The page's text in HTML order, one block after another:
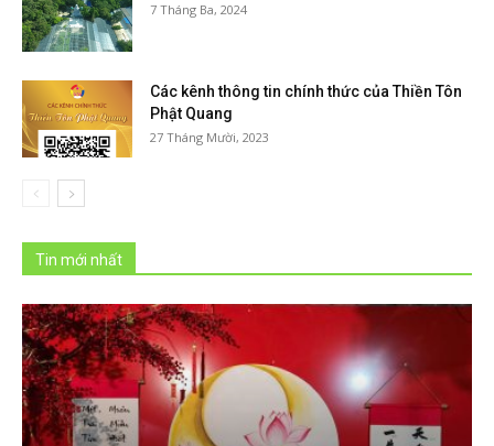
7 Tháng Ba, 2024
Các kênh thông tin chính thức của Thiền Tôn
Phật Quang
27 Tháng Mười, 2023
Tin mới nhất